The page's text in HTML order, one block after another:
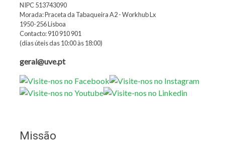
NIPC 513743090
Morada: Praceta da Tabaqueira A2 - Workhub Lx
1950-256 Lisboa
Contacto: 910 910 901
(dias úteis das 10:00 às 18:00)
geral@uve.pt
Missão